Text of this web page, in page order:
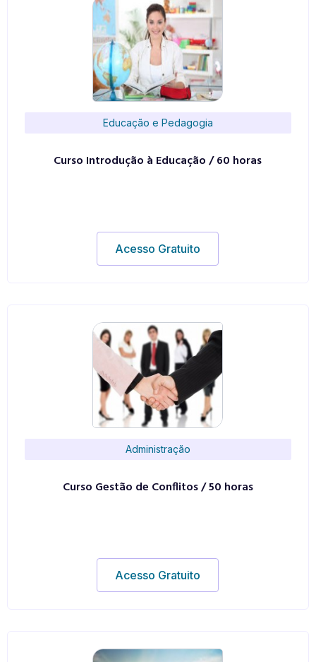
Educação e Pedagogia
Curso Introdução à Educação / 60 horas
Acesso Gratuito
Administração
Curso Gestão de Conflitos / 50 horas
Acesso Gratuito